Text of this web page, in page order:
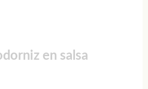
en salsa